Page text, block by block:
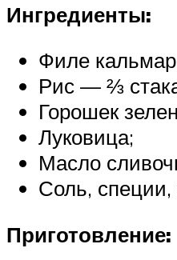
Ингредиенты:
Филе
Рис — ⅔
Горошек
Луковица;
Масло
Соль, специи,
Приготовление: